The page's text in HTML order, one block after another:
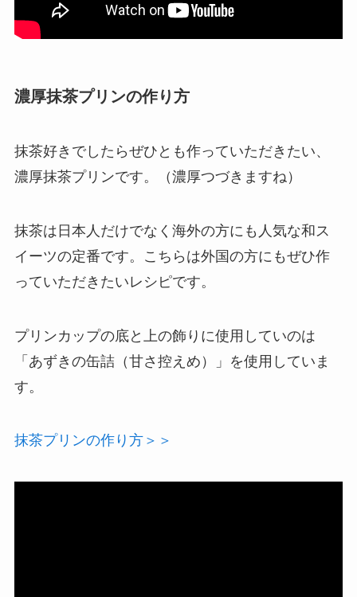
濃厚抹茶プリンの作り方
抹茶好きでしたらぜひとも作っていただきたい、
濃厚抹茶プリンです。（濃厚つづきますね）
抹茶は日本人だけでなく海外の方にも人気な和ス
イーツの定番です。こちらは外国の方にもぜひ作
っていただきたいレシピです。
プリンカップの底と上の飾りに使用していのは
「あずきの缶詰（甘さ控えめ）」を使用していま
す。
抹茶プリンの作り方＞＞